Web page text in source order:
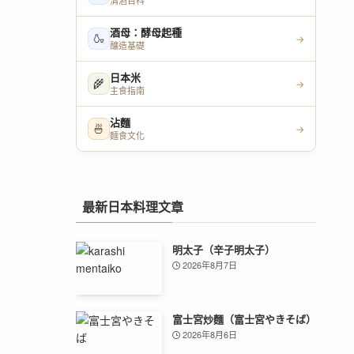
🍶 酒母：酵母起種
釀造基礎
→
🌾 日本米
主食指南
→
🍜 沾麵
麵食文化
→
最新日本料理文章
明太子（辛子明太子）
2026年8月7日
富士宮炒麵（富士宮やきそば）
2026年8月6日